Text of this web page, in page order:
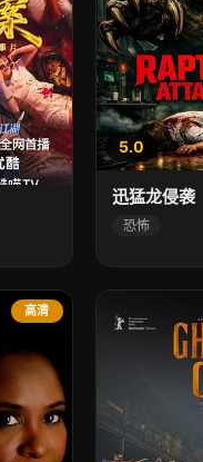
5.0
迅猛龙侵袭
恐怖
高清